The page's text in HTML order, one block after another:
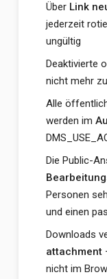
Über Link
jederzeit
ungültig
Deaktivierte
nicht mehr
Alle
werden im
Die Public-
Personen
und einen
Downloads
attachment
nicht im